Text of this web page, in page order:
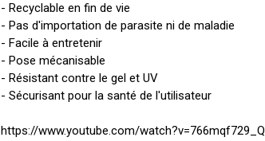
- Recyclable en fin de vie
- Pas d'importation de parasite ni de maladie
- Facile à entretenir
- Pose mécanisable
- Résistant contre le gel et UV
- Sécurisant pour la santé de l'utilisateur
https://www.youtube.com/watch?v=766mqf729_Q